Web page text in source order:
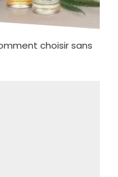
choisir sans